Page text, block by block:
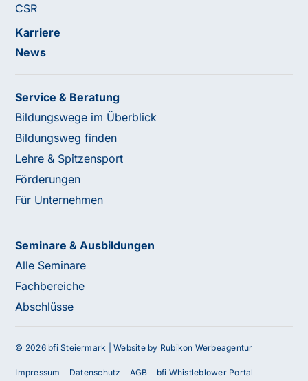
CSR
Karriere
News
Service & Beratung
Bildungswege im Überblick
Bildungsweg finden
Lehre & Spitzensport
Förderungen
Für Unternehmen
Seminare & Ausbildungen
Alle Seminare
Fachbereiche
Abschlüsse
© 2026 bfi Steiermark |Website by Rubikon Werbeagentur
Impressum Datenschutz AGB bfi Whistleblower Portal